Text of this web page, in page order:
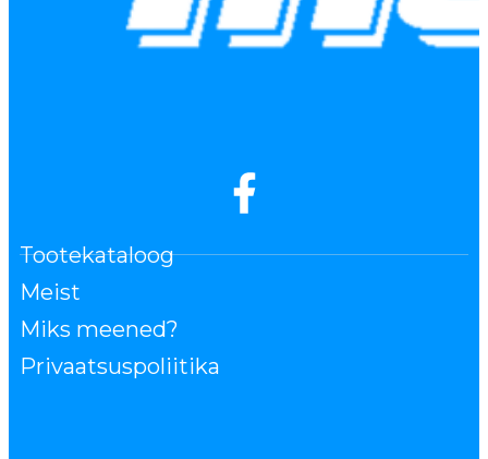
Tootekataloog
Meist
Miks meened?
Privaatsuspoliitika